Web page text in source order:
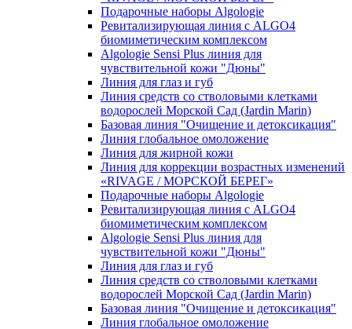
Подарочные наборы Algologie
Ревитализирующая линия с ALGO4
биомиметическим комплексом
Algologie Sensi Plus линия для
чувcтвительной кожи "Дюны"
Линия для глаз и губ
Линия средств со стволовыми клетками
водорослей Морской Сад (Jardin Marin)
Базовая линия "Очищение и детоксикация"
Линия глобальное омоложение
Линия для жирной кожи
Линия для коррекции возрастных изменений
«RIVAGE / МОРСКОЙ БЕРЕГ»
Подарочные наборы Algologie
Ревитализирующая линия с ALGO4
биомиметическим комплексом
Algologie Sensi Plus линия для
чувcтвительной кожи "Дюны"
Линия для глаз и губ
Линия средств со стволовыми клетками
водорослей Морской Сад (Jardin Marin)
Базовая линия "Очищение и детоксикация"
Линия глобальное омоложение